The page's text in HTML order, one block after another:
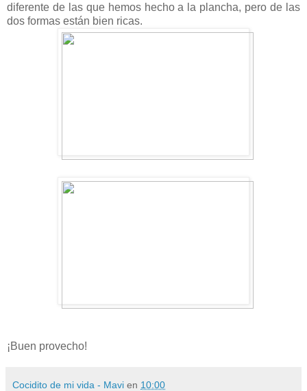
diferente de las que hemos hecho a la plancha, pero de las
dos formas están bien ricas.
¡Buen provecho!
Cocidito de mi vida - Mavi en 10:00